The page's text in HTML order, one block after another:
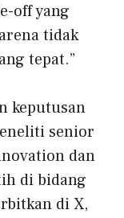
off yang
tidak
tepat.”
keputusan
senior
dan
di bidang
di X,